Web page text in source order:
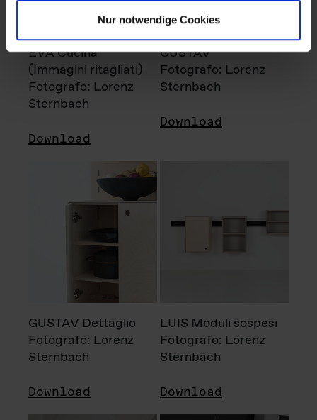
Nur notwendige Cookies
EVA Cucina
(Immagini ritagliati)
Fotografo: Lorenz
Sternbach
Download
GUSTAV
Fotografo: Lorenz
Sternbach
Download
GUSTAV Dettaglio
Fotografo: Lorenz
Sternbach
Download
LUIS Moduli sospesi
Fotografo: Lorenz
Sternbach
Download